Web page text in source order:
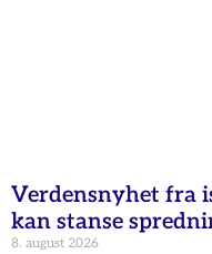
Verdensnyhet fra
kan stanse
8. august 2026